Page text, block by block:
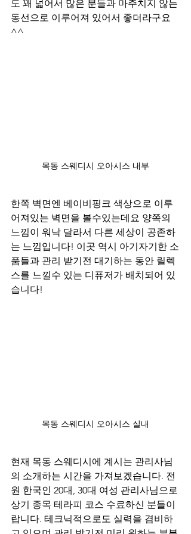
도 꽤 넓어서 많은 분들과 마주치지 않는
동선으로 이루어져 있어서 좋더라구요
^^
목동 스웨디시 오아시스 내부
한쪽 벽면엔 베이비핑크 색상으로 이루
어져있는 벽면을 볼수있는데요 양쪽의
느낌이 워낙 달라서 다른 세상이 공존하
는 느낌입니다! 이곳 역시 아기자기한 소
품들과 관리 받기전 대기하는 동안 릴렉
스를 느낄수 있는 디퓨저가 배치되어 있
습니다!
목동 스웨디시 오아시스 실내
현재 목동 스웨디시에 계시는 관리사님
의 소개하는 시간을 가져보겠습니다. 전
원 한국인 20대, 30대 여성 관리사님으로
상기 종목 테라피 코스 수료하신 분들이
랍니다. 테크닉적으로도 실력을 겸비하